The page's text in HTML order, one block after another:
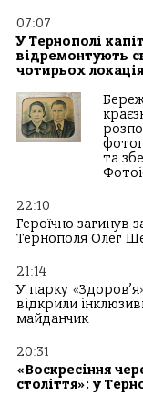
07:07
У Тернополі
відремонтують
чотирьох
та
22:10
Героїчно загинув
Тернополя Олег
21:14
У парку
відкрили
майданчик
20:31
«Воскресіння
століття»: у